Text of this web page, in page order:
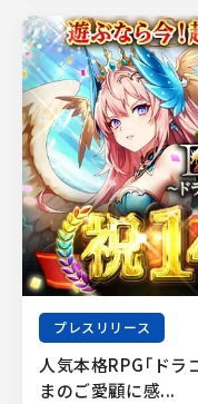
プレスリリース
人気本格RPG「ドラ
まのご愛顧に感...